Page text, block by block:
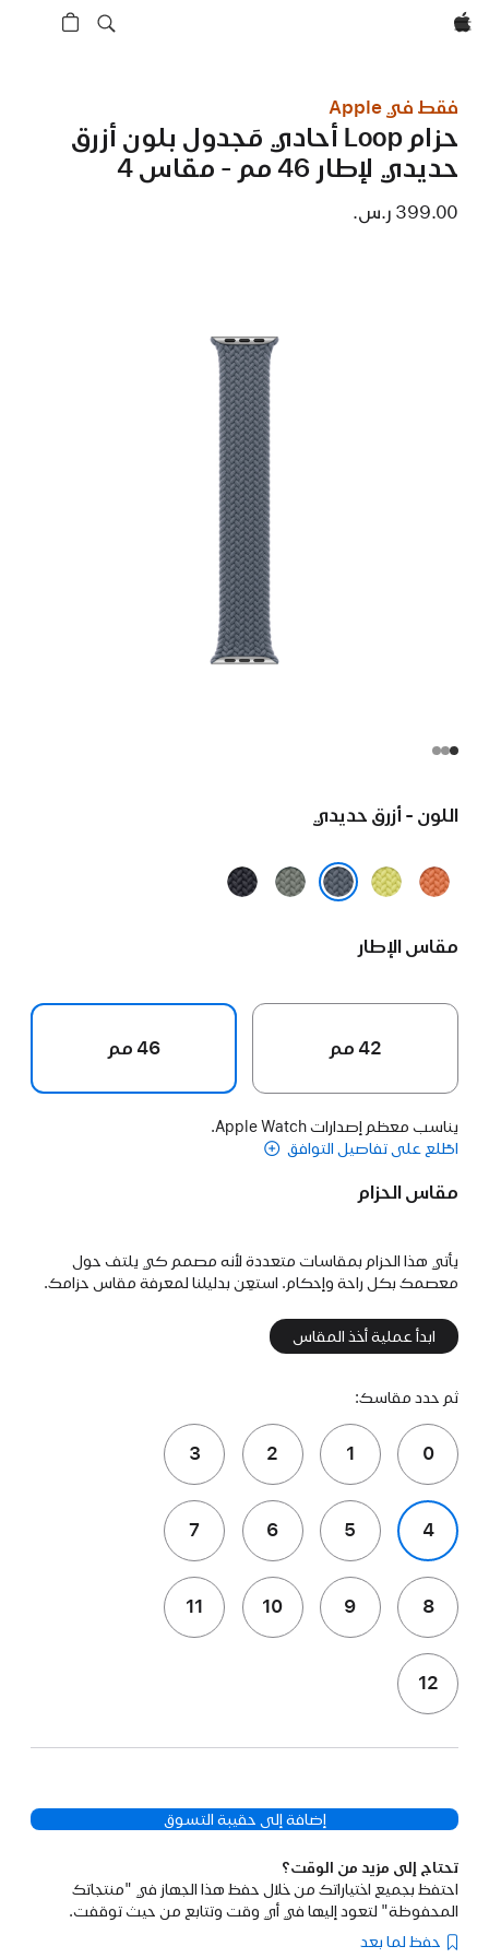
Apple‏
فقط في Apple
حزام Loop أحادي مَجدول بلون أزرق
حديدي لإطار 46 مم - مقاس 4
399.00 ر.س.‏
اللون - أزرق حديدي
كركميأصفر
رمادي سماء
مقاس الإطار
42 مم 46 مم
يناسب معظم إصدارات Apple Watch.
اطّلع على تفاصيل التوافق
مقاس الحزام
يأتي هذا الحزام بمقاسات متعددة لأنه مصمم كي يلتف حول
معصمك بكل راحة وإحكام. استعِن بدليلنا لمعرفة مقاس حزامك.
ابدأ عملية أخذ المقاس
ثم حدد مقاسك:
0
1
2
3
4
5
6
7
8
9
10
11
12
إضافة إلى حقيبة التسوق
تحتاج إلى مزيد من الوقت؟
احتفظ بجميع اختياراتك من خلال حفظ هذا الجهاز في "منتجاتك
المحفوظة" لتعود إليها في أي وقت وتتابع من حيث توقفت.
حفظ لما بعد